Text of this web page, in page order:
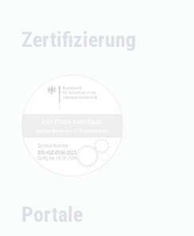
Zertifizierung
Portale